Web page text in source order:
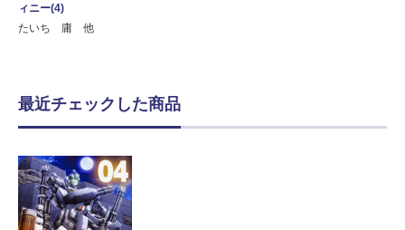
ィニー(4)
たいち 庸 他
最近チェックした商品